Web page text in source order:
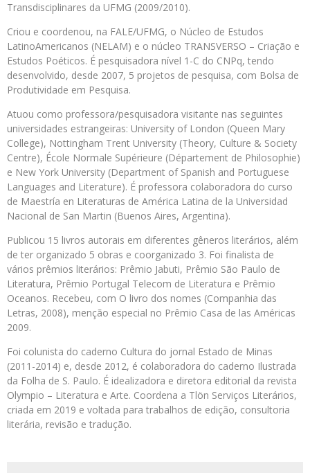
Transdisciplinares da UFMG (2009/2010).
Criou e coordenou, na FALE/UFMG, o Núcleo de Estudos
LatinoAmericanos (NELAM) e o núcleo TRANSVERSO – Criação e
Estudos Poéticos. É pesquisadora nível 1-C do CNPq, tendo
desenvolvido, desde 2007, 5 projetos de pesquisa, com Bolsa de
Produtividade em Pesquisa.
Atuou como professora/pesquisadora visitante nas seguintes
universidades estrangeiras: University of London (Queen Mary
College), Nottingham Trent University (Theory, Culture & Society
Centre), École Normale Supérieure (Département de Philosophie)
e New York University (Department of Spanish and Portuguese
Languages and Literature). É professora colaboradora do curso
de Maestría en Literaturas de América Latina de la Universidad
Nacional de San Martin (Buenos Aires, Argentina).
Publicou 15 livros autorais em diferentes gêneros literários, além
de ter organizado 5 obras e coorganizado 3. Foi finalista de
vários prêmios literários: Prêmio Jabuti, Prêmio São Paulo de
Literatura, Prêmio Portugal Telecom de Literatura e Prêmio
Oceanos. Recebeu, com O livro dos nomes (Companhia das
Letras, 2008), menção especial no Prêmio Casa de las Américas
2009.
Foi colunista do caderno Cultura do jornal Estado de Minas
(2011-2014) e, desde 2012, é colaboradora do caderno Ilustrada
da Folha de S. Paulo. É idealizadora e diretora editorial da revista
Olympio – Literatura e Arte. Coordena a Tlön Serviços Literários,
criada em 2019 e voltada para trabalhos de edição, consultoria
literária, revisão e tradução.